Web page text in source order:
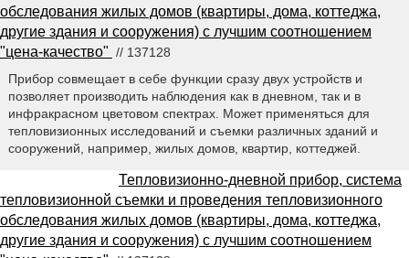
обследования жилых домов (квартиры, дома, коттеджа,
другие здания и сооружения) с лучшим соотношением
"цена-качество" // 137128
Прибор совмещает в себе функции сразу двух устройств и
позволяет производить наблюдения как в дневном, так и в
инфракрасном цветовом спектрах. Может применяться для
тепловизионных исследований и съемки различных зданий и
сооружений, например, жилых домов, квартир, коттеджей.
Тепловизионно-дневной прибор, система
тепловизионной съемки и проведения тепловизионного
обследования жилых домов (квартиры, дома, коттеджа,
другие здания и сооружения) с лучшим соотношением